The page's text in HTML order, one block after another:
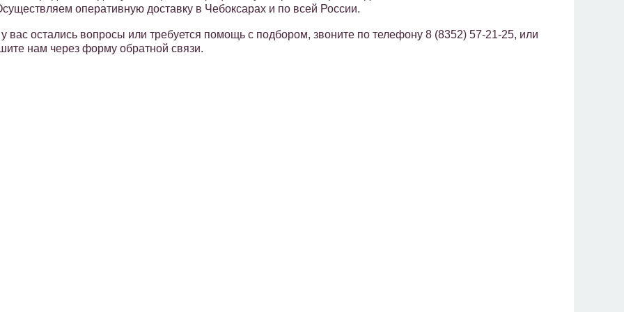
оперативную доставку в Чебоксарах и по всей России.
вас остались вопросы или требуется помощь с подбором, звоните по телефону 8 (8352) 57-21-25, или
нам через форму обратной связи.